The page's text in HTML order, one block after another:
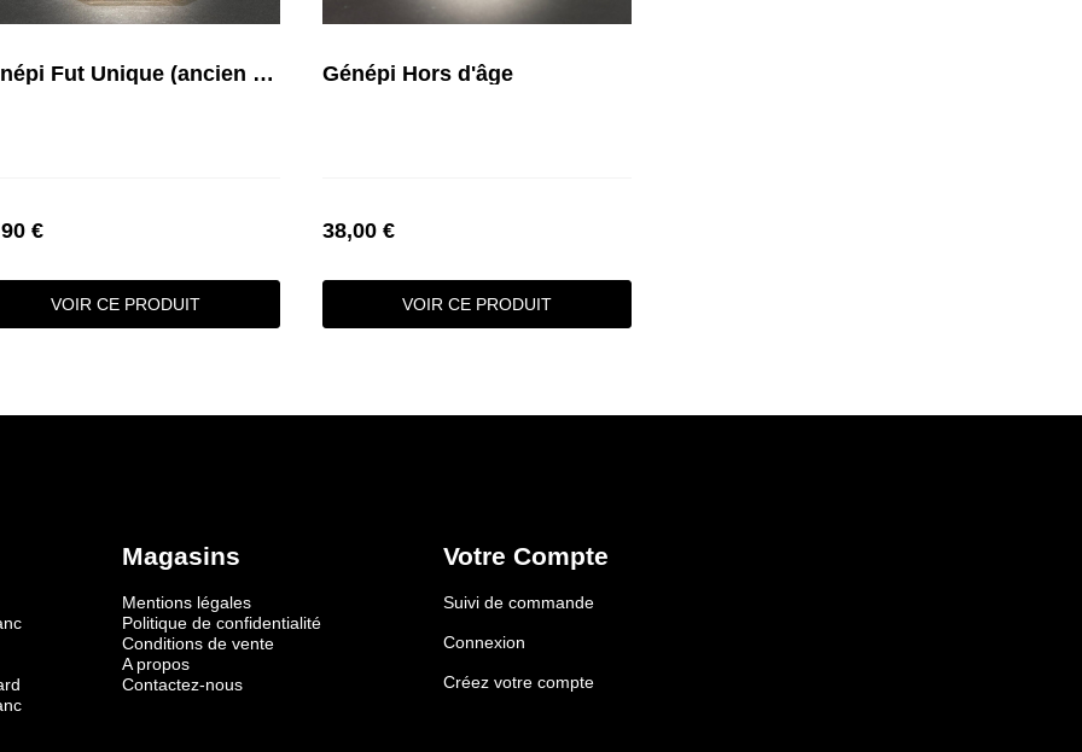
Génépi Fut Unique (ancien fût chêne Français)
€
VOIR CE PRODUIT
Génépi Hors d'âge
38,00 €
VOIR CE PRODUIT
Magasins
Mentions légales
Politique de confidentialité
Conditions de vente
A propos
Contactez-nous
Votre Compte
Suivi de commande
Connexion
Créez votre compte